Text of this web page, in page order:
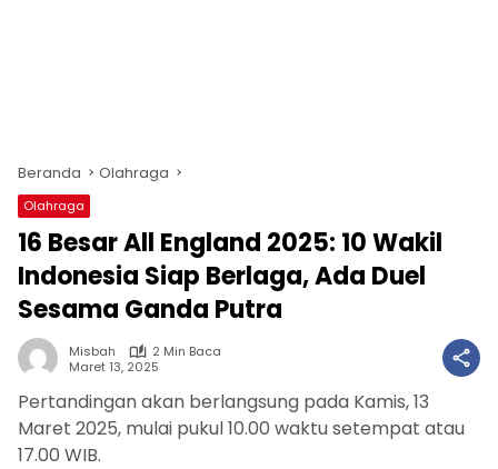
Beranda Olahraga
Olahraga
16 Besar All England 2025: 10 Wakil
Indonesia Siap Berlaga, Ada Duel
Sesama Ganda Putra
Misbah
2 Min Baca
Maret 13, 2025
Pertandingan akan berlangsung pada Kamis, 13
Maret 2025, mulai pukul 10.00 waktu setempat atau
17.00 WIB.